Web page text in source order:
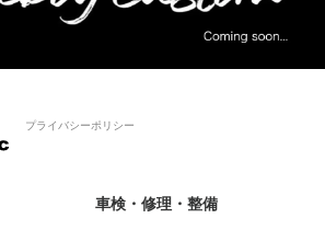
プライバシーポリシー
車検・修理・整備